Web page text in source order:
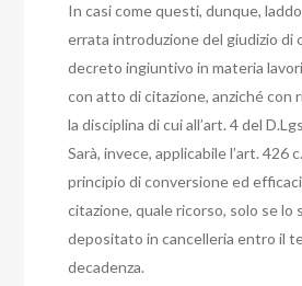
In casi come questi, dunque,
errata introduzione del giudizio di
decreto ingiuntivo in materia
con atto di citazione, anziché con
la disciplina di cui all’art. 4 del
Sarà, invece, applicabile l’art. 426
principio di conversione ed
citazione, quale ricorso, solo se lo
depositato in cancelleria entro il
decadenza.